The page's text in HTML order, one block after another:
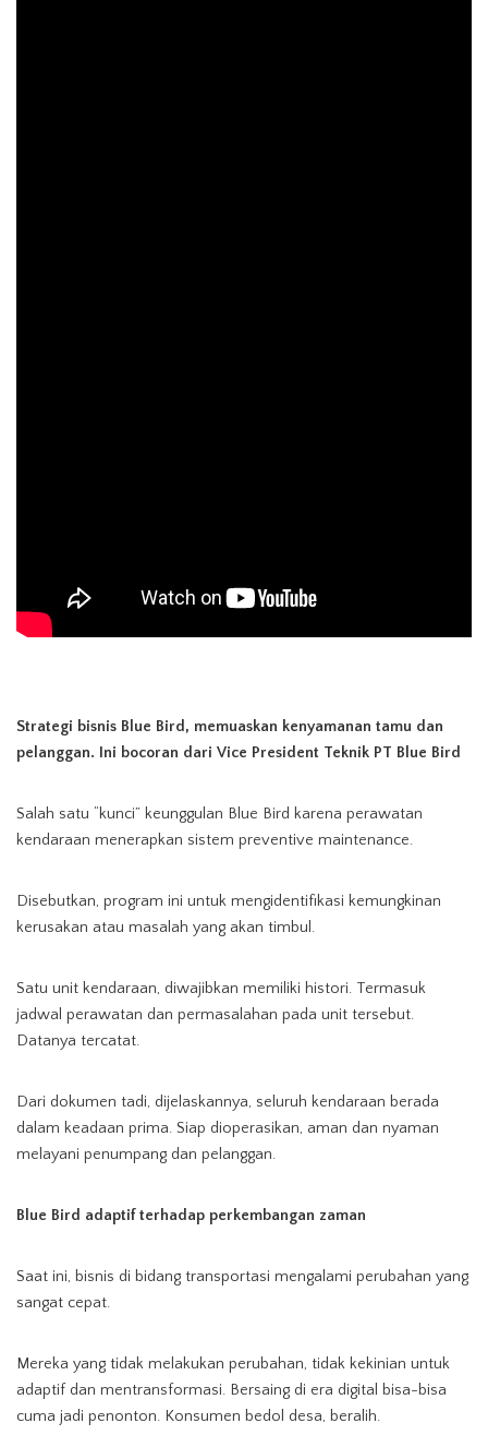
Strategi bisnis Blue Bird, memuaskan kenyamanan tamu dan
pelanggan. Ini bocoran dari Vice President Teknik PT Blue Bird
Salah satu “kunci” keunggulan Blue Bird karena perawatan
kendaraan menerapkan sistem preventive maintenance.
Disebutkan, program ini untuk mengidentifikasi kemungkinan
kerusakan atau masalah yang akan timbul.
Satu unit kendaraan, diwajibkan memiliki histori. Termasuk
jadwal perawatan dan permasalahan pada unit tersebut.
Datanya tercatat.
Dari dokumen tadi, dijelaskannya, seluruh kendaraan berada
dalam keadaan prima. Siap dioperasikan, aman dan nyaman
melayani penumpang dan pelanggan.
Blue Bird adaptif terhadap perkembangan zaman
Saat ini, bisnis di bidang transportasi mengalami perubahan yang
sangat cepat.
Mereka yang tidak melakukan perubahan, tidak kekinian untuk
adaptif dan mentransformasi. Bersaing di era digital bisa-bisa
cuma jadi penonton. Konsumen bedol desa, beralih.